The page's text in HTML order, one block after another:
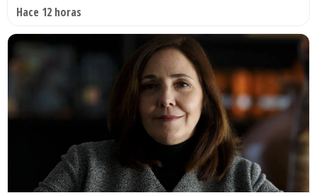
Hace 12 horas